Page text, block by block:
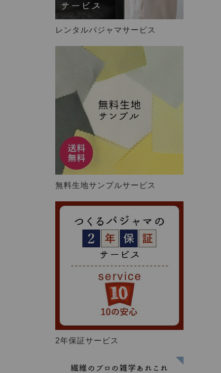
レンタルパジャマサービス
無料生地サンプルサービス
2年保証サービス